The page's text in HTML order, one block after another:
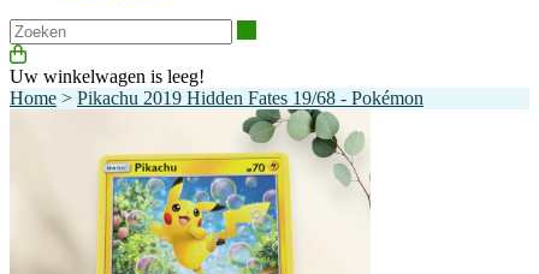
Uw winkelwagen is leeg!
Home > Pikachu 2019 Hidden Fates 19/68 - Pokémon